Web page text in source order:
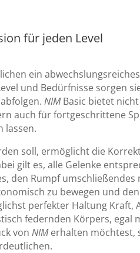
für jeden Level
ein
und Bedürfnisse sorgen
NIMBasic bietet
auch für fortgeschrittene
lassen.
soll, ermöglicht die
gilt es, alle Gelenke
den Rumpf
zu bewegen und
perfekter Haltung
federnden Körpers, egal
vonNIMerhalten möchtest,